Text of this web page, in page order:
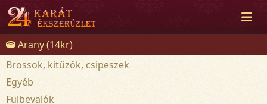
Arany (14kr)
Brossok, kitűzők, csipeszek
Egyéb
Fülbevalók